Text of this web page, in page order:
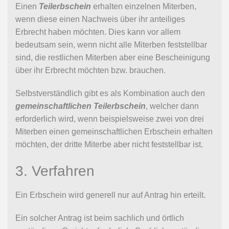
Einen Teilerbschein erhalten einzelnen Miterben,
wenn diese einen Nachweis über ihr anteiliges
Erbrecht haben möchten. Dies kann vor allem
bedeutsam sein, wenn nicht alle Miterben feststellbar
sind, die restlichen Miterben aber eine Bescheinigung
über ihr Erbrecht möchten bzw. brauchen.
Selbstverständlich gibt es als Kombination auch den
gemeinschaftlichen Teilerbschein, welcher dann
erforderlich wird, wenn beispielsweise zwei von drei
Miterben einen gemeinschaftlichen Erbschein erhalten
möchten, der dritte Miterbe aber nicht feststellbar ist.
3. Verfahren
Ein Erbschein wird generell nur auf Antrag hin erteilt.
Ein solcher Antrag ist beim sachlich und örtlich